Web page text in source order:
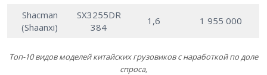
Shacman
(Shaanxi)
SX3255DR
384
1,6 1 955 000
Топ-10 видов моделей китайских грузовиков с наработкой по доле
спроса,